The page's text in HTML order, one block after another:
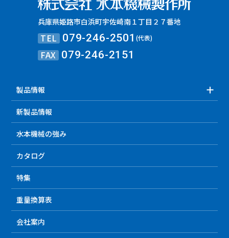
兵庫県姫路市白浜町宇佐崎南１丁目２７番地
TEL 079-246-2501(代表)
FAX 079-246-2151
製品情報
新製品情報
水本機械の強み
カタログ
特集
重量換算表
会社案内